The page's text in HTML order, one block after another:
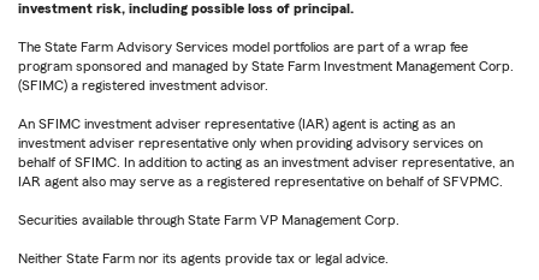
investment risk, including possible loss of principal.
The State Farm Advisory Services model portfolios are part of a wrap fee
program sponsored and managed by State Farm Investment Management Corp.
(SFIMC) a registered investment advisor.
An SFIMC investment adviser representative (IAR) agent is acting as an
investment adviser representative only when providing advisory services on
behalf of SFIMC. In addition to acting as an investment adviser representative, an
IAR agent also may serve as a registered representative on behalf of SFVPMC.
Securities available through State Farm VP Management Corp.
Neither State Farm nor its agents provide tax or legal advice.